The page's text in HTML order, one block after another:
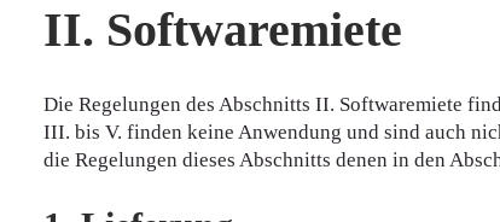
II. Softwaremiete
Die Regelungen des Abschnitts II. Softwaremiete
III. bis V. finden keine Anwendung und sind auch
die Regelungen dieses Abschnitts denen in den